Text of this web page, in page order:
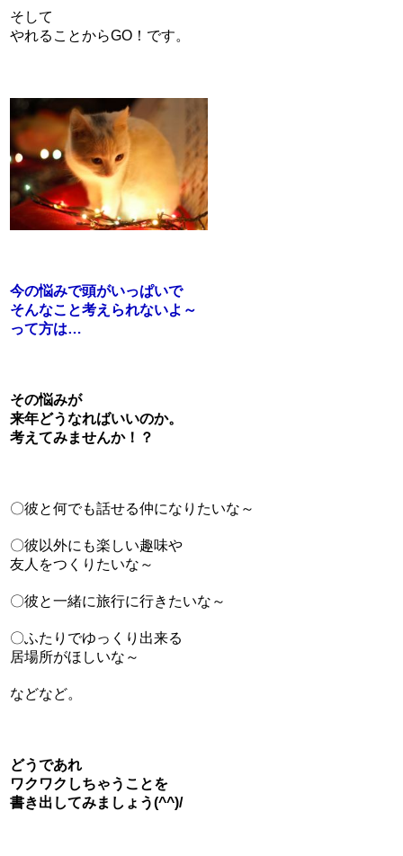
そして
やれることからGO！です。
今の悩みで頭がいっぱいで
そんなこと考えられないよ～
って方は…
その悩みが
来年どうなればいいのか。
考えてみませんか！？
〇彼と何でも話せる仲になりたいな～
〇彼以外にも楽しい趣味や
友人をつくりたいな～
〇彼と一緒に旅行に行きたいな～
〇ふたりでゆっくり出来る
居場所がほしいな～
などなど。
どうであれ
ワクワクしちゃうことを
書き出してみましょう(^^)/